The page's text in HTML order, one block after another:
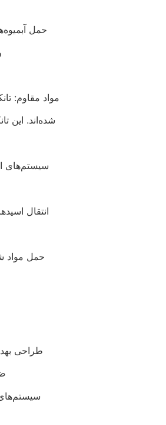
حمل
مواد مقاوم:
شده‌اند. این
سیستم‌های
انتقال
حمل مواد
طراحی